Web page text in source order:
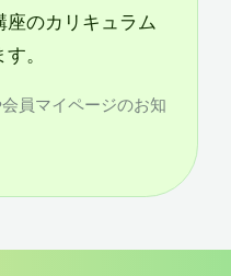
のカリキュラム
。
員マイページのお知